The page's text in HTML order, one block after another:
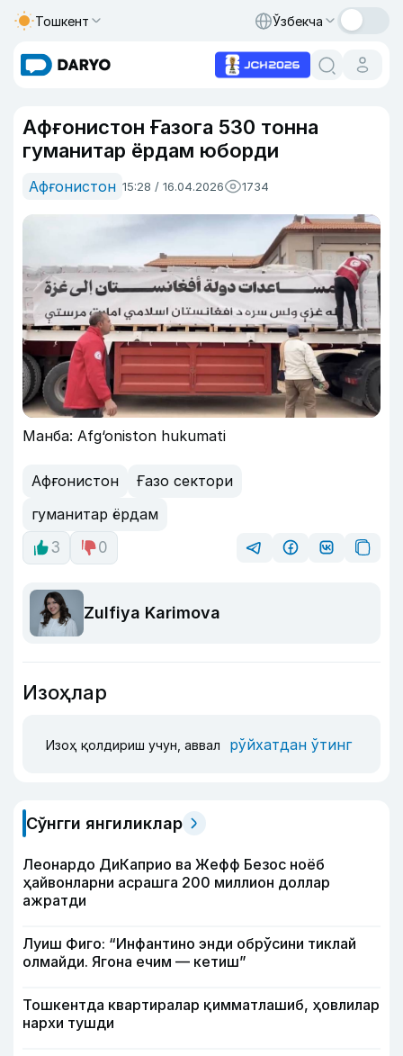
Тошкент Ўзбекча
Афғонистон Ғазога 530 тонна
гуманитар ёрдам юборди
Афғонистон 15:28 / 16.04.2026 1734
Манба: Afg‘oniston hukumati
Афғонистон
Ғазо сектори
гуманитар ёрдам
3
0
Zulfiya Karimova
Изоҳлар
Изоҳ қолдириш учун, аввал рўйхатдан ўтинг
Сўнгги янгиликлар
Леонардо ДиКаприо ва Жефф Безос ноёб
ҳайвонларни асрашга 200 миллион доллар
ажратди
Луиш Фиго: “Инфантино энди обрўсини тиклай
олмайди. Ягона ечим — кетиш”
Тошкентда квартиралар қимматлашиб, ҳовлилар
нархи тушди